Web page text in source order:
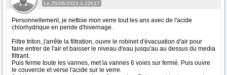
Le 26/06/2023 à 22h17
Personnellement, je nettoie mon verre tout les ans avec de l'acide
chlorhydrique en peride d'hivernage.
Filtre triton, j'arrête la filtration, ouvre le robinet d'évacuation d'air pour
faire entrer de l'air et baisser le niveau d'eau jusqu'au au dessus du media
filtrant.
Puis ferme toute les vannes, met la vannes 6 voies sur fermé. Puis ouvre
le couvercle et verse l'acide sur le verre.